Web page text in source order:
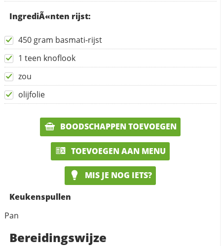
IngrediÃ«nten rijst:
450 gram basmati-rijst
1 teen knoflook
zou
olijfolie
BOODSCHAPPEN TOEVOEGEN
TOEVOEGEN AAN MENU
MIS JE NOG IETS?
Keukenspullen
Pan
Bereidingswijze